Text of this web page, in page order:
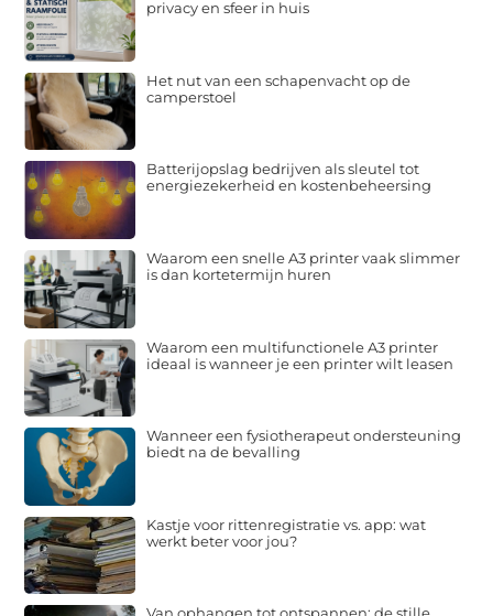
privacy en sfeer in huis
Het nut van een schapenvacht op de
camperstoel
Batterijopslag bedrijven als sleutel tot
energiezekerheid en kostenbeheersing
Waarom een snelle A3 printer vaak slimmer
is dan kortetermijn huren
Waarom een multifunctionele A3 printer
ideaal is wanneer je een printer wilt leasen
Wanneer een fysiotherapeut ondersteuning
biedt na de bevalling
Kastje voor rittenregistratie vs. app: wat
werkt beter voor jou?